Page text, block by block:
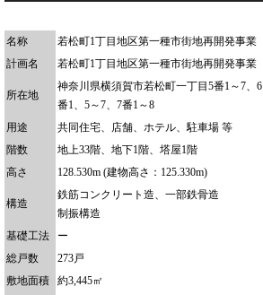
名称
若松町1丁目地区第一種市街地再開発事業
計画名
若松町1丁目地区第一種市街地再開発事業
所在地
神奈川県横須賀市若松町一丁目5番1～7、6
番1、5～7、7番1～8
用途
共同住宅、店舗、ホテル、駐車場 等
階数
地上33階、地下1階、塔屋1階
高さ
128.530m (建物高さ：125.330m)
構造
鉄筋コンクリート造、一部鉄骨造
制振構造
基礎工法
ー
総戸数
273戸
敷地面積
約3,445㎡